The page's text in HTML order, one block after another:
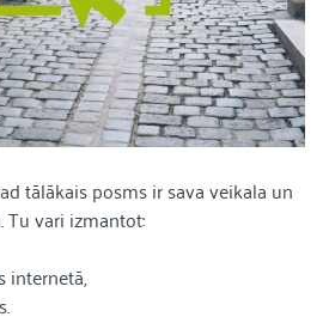
tālākais posms ir sava veikala un
Tu vari izmantot:
internetā,